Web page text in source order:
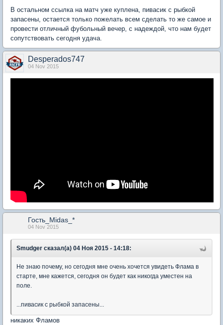
В остальном ссылка на матч уже куплена, пивасик с рыбкой
запасены, остается только пожелать всем сделать то же самое и
провести отличный фубольный вечер, с надеждой, что нам будет
сопутствовать сегодня удача.
Desperados747
04 Nov 2015
Гость_Midas_*
04 Nov 2015
Smudger сказал(а) 04 Ноя 2015 - 14:18:
Не знаю почему, но сегодня мне очень хочется увидеть Флама в
старте, мне кажется, сегодня он будет как никогда уместен на
поле.
...пивасик с рыбкой запасены...
никаких Фламов